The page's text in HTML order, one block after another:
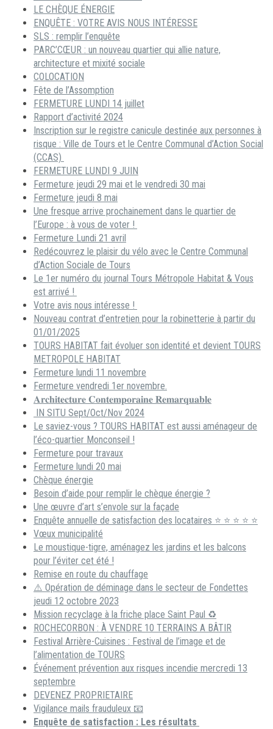
LE CHÈQUE ÉNERGIE
ENQUÊTE : VOTRE AVIS NOUS INTÉRESSE
SLS : remplir l’enquête
PARC’CŒUR : un nouveau quartier qui allie nature,
architecture et mixité sociale
COLOCATION
Fête de l’Assomption
FERMETURE LUNDI 14 juillet
Rapport d’activité 2024
Inscription sur le registre canicule destinée aux personnes à
risque : Ville de Tours et le Centre Communal d’Action Social
(CCAS)
FERMETURE LUNDI 9 JUIN
Fermeture jeudi 29 mai et le vendredi 30 mai
Fermeture jeudi 8 mai
Une fresque arrive prochainement dans le quartier de
l’Europe : à vous de voter !
Fermeture Lundi 21 avril
Redécouvrez le plaisir du vélo avec le Centre Communal
d’Action Sociale de Tours
Le 1er numéro du journal Tours Métropole Habitat & Vous
est arrivé !
Votre avis nous intéresse !
Nouveau contrat d’entretien pour la robinetterie à partir du
01/01/2025
TOURS HABITAT fait évoluer son identité et devient TOURS
METROPOLE HABITAT
Fermeture lundi 11 novembre
Fermeture vendredi 1er novembre.
𝐀𝐫𝐜𝐡𝐢𝐭𝐞𝐜𝐭𝐮𝐫𝐞 𝐂𝐨𝐧𝐭𝐞𝐦𝐩𝐨𝐫𝐚𝐢𝐧𝐞 𝐑𝐞𝐦𝐚𝐫𝐪𝐮𝐚𝐛𝐥𝐞
IN SITU Sept/Oct/Nov 2024
Le saviez-vous ? TOURS HABITAT est aussi aménageur de
l’éco-quartier Monconseil !
Fermeture pour travaux
Fermeture lundi 20 mai
Chèque énergie
Besoin d’aide pour remplir le chèque énergie ?
Une œuvre d’art s’envole sur la façade
Enquête annuelle de satisfaction des locataires ⭐ ⭐ ⭐ ⭐ ⭐
Vœux municipalité
Le moustique-tigre, aménagez les jardins et les balcons
pour l’éviter cet été !
Remise en route du chauffage
⚠️ Opération de déminage dans le secteur de Fondettes
jeudi 12 octobre 2023
Mission recyclage à la friche place Saint Paul ♻️
ROCHECORBON : À VENDRE 10 TERRAINS A BÂTIR
Festival Arrière-Cuisines : Festival de l’image et de
l’alimentation de TOURS
Événement prévention aux risques incendie mercredi 13
septembre
DEVENEZ PROPRIETAIRE
Vigilance mails frauduleux 📧
Enquête de satisfaction : Les résultats